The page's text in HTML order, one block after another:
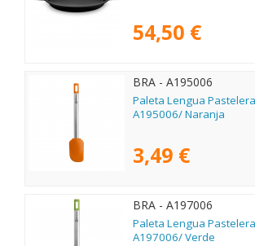
54,50 €
BRA - A195006
Paleta Lengua
A195006/ Naranja
3,49 €
BRA - A197006
Paleta Lengua
A197006/ Verde